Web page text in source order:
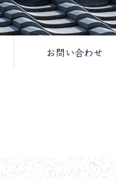
お問い合わせ